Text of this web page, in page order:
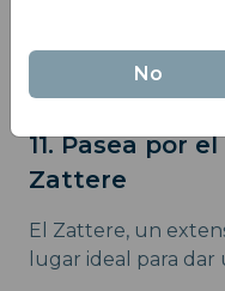
los barrios de San
pie o en vaporetto.
11. Pasea por
Zattere
El Zattere, un
lugar ideal para
No